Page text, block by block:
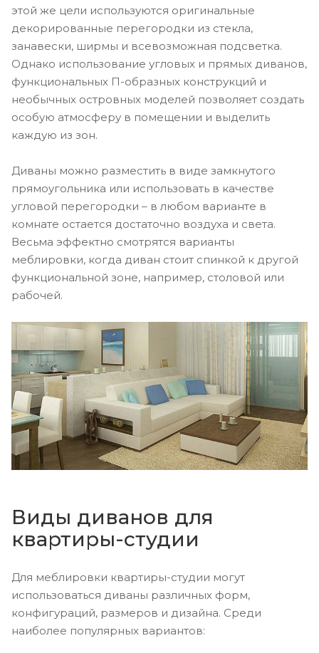
этой же цели используются оригинальные
декорированные перегородки из стекла,
занавески, ширмы и всевозможная подсветка.
Однако использование угловых и прямых диванов,
функциональных П-образных конструкций и
необычных островных моделей позволяет создать
особую атмосферу в помещении и выделить
каждую из зон.
Диваны можно разместить в виде замкнутого
прямоугольника или использовать в качестве
угловой перегородки – в любом варианте в
комнате остается достаточно воздуха и света.
Весьма эффектно смотрятся варианты
меблировки, когда диван стоит спинкой к другой
функциональной зоне, например, столовой или
рабочей.
Виды диванов для
квартиры-студии
Для меблировки квартиры-студии могут
использоваться диваны различных форм,
конфигураций, размеров и дизайна. Среди
наиболее популярных вариантов: